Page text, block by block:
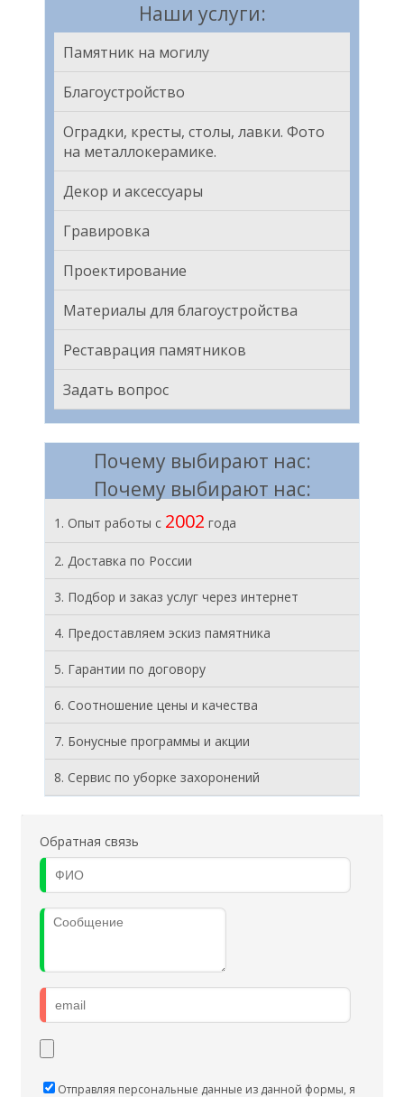
Наши услуги:
Памятник на могилу
Благоустройство
Оградки, кресты, столы, лавки. Фото
на металлокерамике.
Декор и аксессуары
Гравировка
Проектирование
Материалы для благоустройства
Реставрация памятников
Задать вопрос
Почему выбирают нас:
Почему выбирают нас:
1. Опыт работы с 2002 года
2. Доставка по России
3. Подбор и заказ услуг через интернет
4. Предоставляем эскиз памятника
5. Гарантии по договору
6. Соотношение цены и качества
7. Бонусные программы и акции
8. Cервис по уборке захоронений
Обратная связь
Отправляя персональные данные из данной формы, я